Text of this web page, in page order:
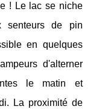
! Le lac se niche
senteurs de pin
en quelques
d'alterner
le matin et
La proximité de